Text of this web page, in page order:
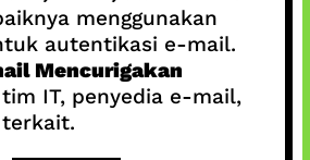
menggunakan
autentikasi e-mail.
Mencurigakan
IT, penyedia e-mail,